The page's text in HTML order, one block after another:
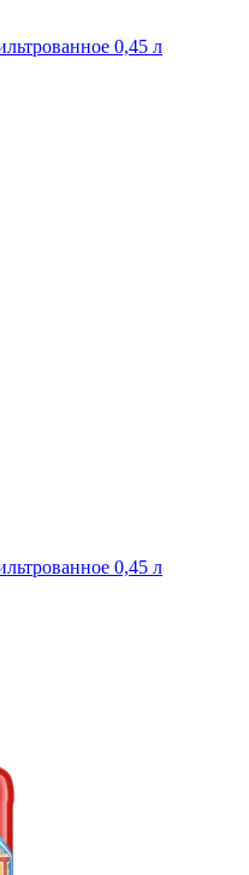
0,45 л
0,45 л